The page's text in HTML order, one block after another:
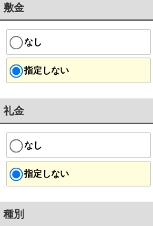
敷金
なし
指定しない
礼金
なし
指定しない
種別